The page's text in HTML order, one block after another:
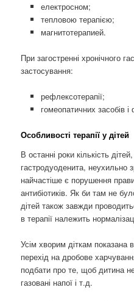
електросном;
тепловою терапією;
магнитотерапией.
При загостренні хронічного
застосування:
рефлексотерапії;
гомеопатичних засобів і
Особливості терапії у дітей
В останні роки кількість
гастродуоденита, неухильно
найчастіше є порушення
антибіотиків. Як би там не
дітей також завжди
в терапії належить
Усім хворим діткам показана
перехід на дробове
подбати про те, щоб дитина
газовані напої і т.д.